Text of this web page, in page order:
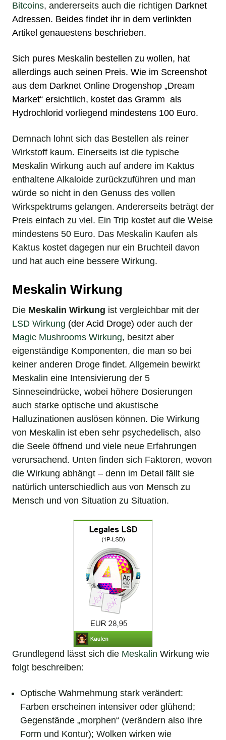
Bitcoins, andererseits auch die richtigen Darknet
Adressen. Beides findet ihr in dem verlinkten
Artikel genauestens beschrieben.
Sich pures Meskalin bestellen zu wollen, hat
allerdings auch seinen Preis. Wie im Screenshot
aus dem Darknet Online Drogenshop „Dream
Market“ ersichtlich, kostet das Gramm als
Hydrochlorid vorliegend mindestens 100 Euro.
Demnach lohnt sich das Bestellen als reiner
Wirkstoff kaum. Einerseits ist die typische
Meskalin Wirkung auch auf andere im Kaktus
enthaltene Alkaloide zurückzuführen und man
würde so nicht in den Genuss des vollen
Wirkspektrums gelangen. Andererseits beträgt der
Preis einfach zu viel. Ein Trip kostet auf die Weise
mindestens 50 Euro. Das Meskalin Kaufen als
Kaktus kostet dagegen nur ein Bruchteil davon
und hat auch eine bessere Wirkung.
Meskalin Wirkung
Die Meskalin Wirkung ist vergleichbar mit der
LSD Wirkung (der Acid Droge) oder auch der
Magic Mushrooms Wirkung, besitzt aber
eigenständige Komponenten, die man so bei
keiner anderen Droge findet. Allgemein bewirkt
Meskalin eine Intensivierung der 5
Sinneseindrücke, wobei höhere Dosierungen
auch starke optische und akustische
Halluzinationen auslösen können. Die Wirkung
von Meskalin ist eben sehr psychedelisch, also
die Seele öffnend und viele neue Erfahrungen
verursachend. Unten finden sich Faktoren, wovon
die Wirkung abhängt – denn im Detail fällt sie
natürlich unterschiedlich aus von Mensch zu
Mensch und von Situation zu Situation.
Grundlegend lässt sich die Meskalin Wirkung wie
folgt beschreiben:
Optische Wahrnehmung stark verändert:
Farben erscheinen intensiver oder glühend;
Gegenstände „morphen“ (verändern also ihre
Form und Kontur); Wolken wirken wie